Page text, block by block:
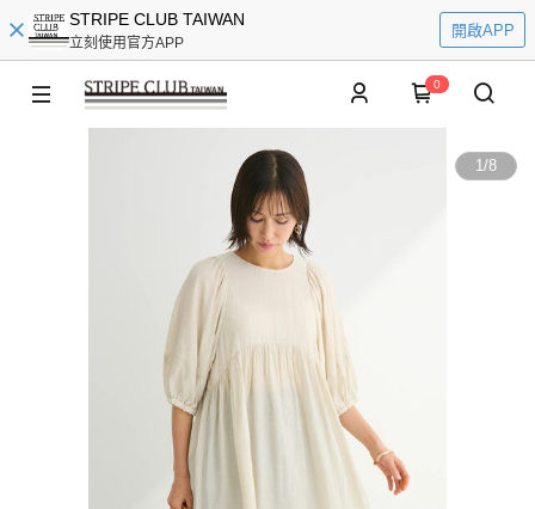
STRIPE CLUB TAIWAN
立刻使用官方APP
開啟APP
0
1/8